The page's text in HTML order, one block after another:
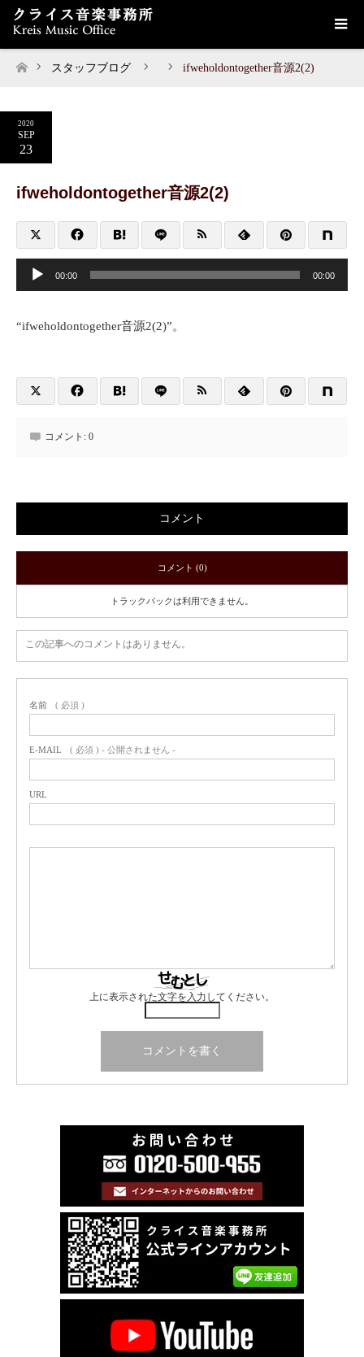
スタッフブログ ifweholdontogether音源2(2)
2020
SEP
23
ifweholdontogether音源2(2)
ヤ
00:00 00:00
“ifweholdontogether音源2(2)”。
コメント: 0
コメント
コメント (0)
トラックバックは利用できません。
この記事へのコメントはありません。
名前 ( 必須 )
E-MAIL ( 必須 ) - 公開されません -
URL
上に表示された文字を入力してください。